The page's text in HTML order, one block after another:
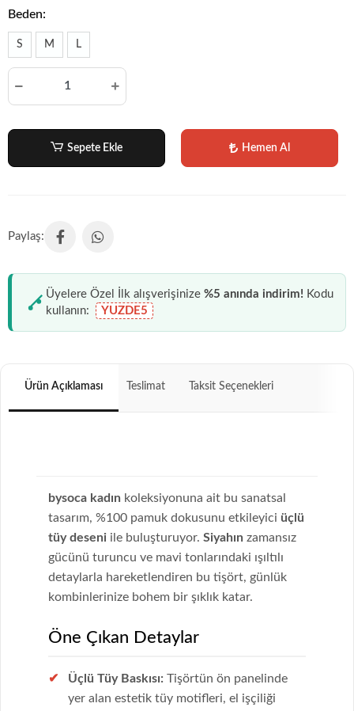
Beden:
S M L
Sepete Ekle Hemen Al
Üyelere Özel İlk alışverişinize %5 anında indirim! Kodu
kullanın:
YUZDE5
Ürün Açıklaması Teslimat Taksit Seçenekleri
bysoca kadın koleksiyonuna ait bu sanatsal
tasarım, %100 pamuk dokusunu etkileyici üçlü
tüy deseni ile buluşturuyor. Siyahın zamansız
gücünü turuncu ve mavi tonlarındaki ışıltılı
detaylarla hareketlendiren bu tişört, günlük
kombinlerinize bohem bir şıklık katar.
Öne Çıkan Detaylar
Üçlü Tüy Baskısı: Tişörtün ön panelinde
yer alan estetik tüy motifleri, el işçiliği